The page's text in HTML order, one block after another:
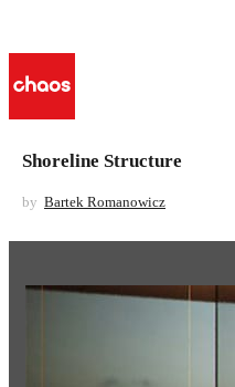
Shoreline Structure
by Bartek Romanowicz